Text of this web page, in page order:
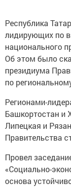
Республика
лидирующих по
национального
Об этом было
президиума
по
Регионами-
Башкортостан и
Липецкая и
Правительства
Провел
«Социально-
основа